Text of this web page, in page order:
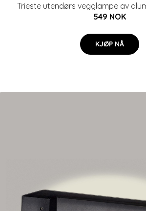
Trieste utendørs vegglampe av
549 NOK
KJØP NÅ